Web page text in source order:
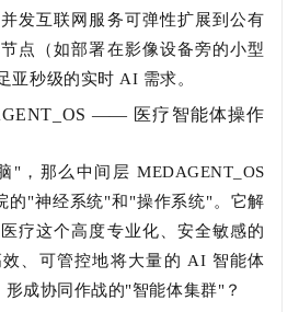
发互联网服务可弹性扩展到公有
点（如部署在影像设备旁的小型
亚秒级的实时 AI 需求。
—— 医疗智能体操作
"，那么中间层 MEDAGENT_OS
的"神经系统"和"操作系统"。它解
疗这个高度专业化、安全敏感的
、可管控地将大量的 AI 智能体
形成协同作战的"智能体集群"？